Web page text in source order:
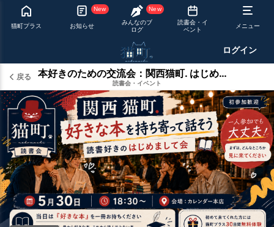
猫町プラス
New
お知らせ
New
みんなのブ
ログ
読書会・イ
ベント
メニュー
ログイン
戻る 本好きのための交流会：関西猫町. はじめまして会
読書会・イベント